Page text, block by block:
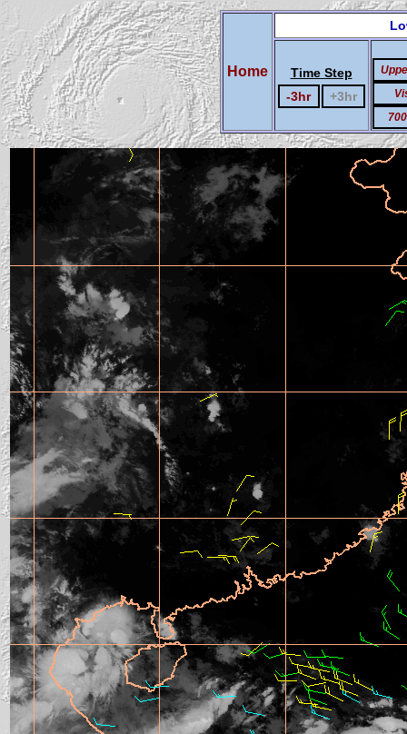
Home
Time Step
-3hr
+3hr